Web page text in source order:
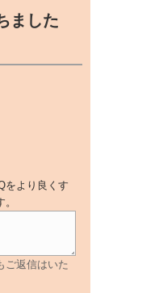
ました
をより良くす
ご返信はいた